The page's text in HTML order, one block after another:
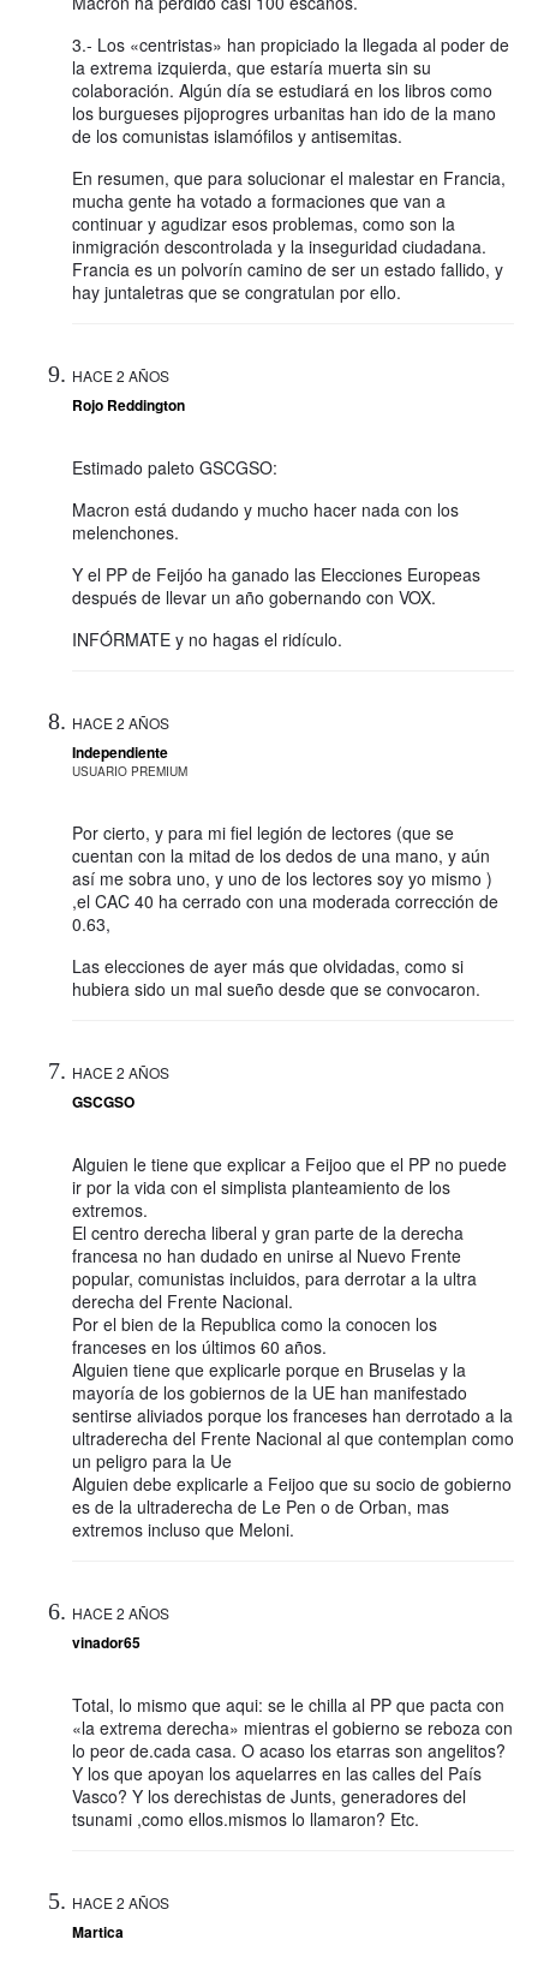
3.- Los «centristas» han propiciado la llegada al poder de
la extrema izquierda, que estaría muerta sin su
colaboración. Algún día se estudiará en los libros como
los burgueses pijoprogres urbanitas han ido de la mano
de los comunistas islamófilos y antisemitas.
En resumen, que para solucionar el malestar en Francia,
mucha gente ha votado a formaciones que van a
continuar y agudizar esos problemas, como son la
inmigración descontrolada y la inseguridad ciudadana.
Francia es un polvorín camino de ser un estado fallido, y
hay juntaletras que se congratulan por ello.
HACE 2 AÑOS
Rojo Reddington
Estimado paleto GSCGSO:
Macron está dudando y mucho hacer nada con los
melenchones.
Y el PP de Feijóo ha ganado las Elecciones Europeas
después de llevar un año gobernando con VOX.
INFÓRMATE y no hagas el ridículo.
HACE 2 AÑOS
Independiente
USUARIO PREMIUM
Por cierto, y para mi fiel legión de lectores (que se
cuentan con la mitad de los dedos de una mano, y aún
así me sobra uno, y uno de los lectores soy yo mismo )
,el CAC 40 ha cerrado con una moderada corrección de
0.63,
Las elecciones de ayer más que olvidadas, como si
hubiera sido un mal sueño desde que se convocaron.
HACE 2 AÑOS
GSCGSO
Alguien le tiene que explicar a Feijoo que el PP no puede
ir por la vida con el simplista planteamiento de los
extremos.
El centro derecha liberal y gran parte de la derecha
francesa no han dudado en unirse al Nuevo Frente
popular, comunistas incluidos, para derrotar a la ultra
derecha del Frente Nacional.
Por el bien de la Republica como la conocen los
franceses en los últimos 60 años.
Alguien tiene que explicarle porque en Bruselas y la
mayoría de los gobiernos de la UE han manifestado
sentirse aliviados porque los franceses han derrotado a la
ultraderecha del Frente Nacional al que contemplan como
un peligro para la Ue
Alguien debe explicarle a Feijoo que su socio de gobierno
es de la ultraderecha de Le Pen o de Orban, mas
extremos incluso que Meloni.
HACE 2 AÑOS
vinador65
Total, lo mismo que aqui: se le chilla al PP que pacta con
«la extrema derecha» mientras el gobierno se reboza con
lo peor de.cada casa. O acaso los etarras son angelitos?
Y los que apoyan los aquelarres en las calles del País
Vasco? Y los derechistas de Junts, generadores del
tsunami ,como ellos.mismos lo llamaron? Etc.
HACE 2 AÑOS
Martica